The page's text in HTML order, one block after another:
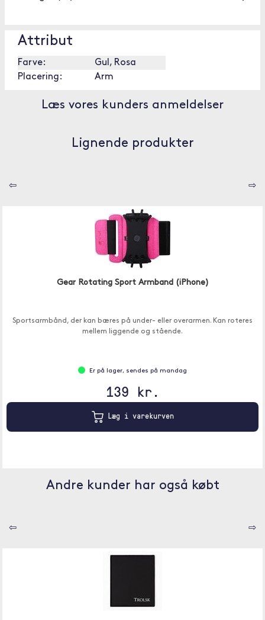
Attribut
Farve:
Gul, Rosa
Placering:
Arm
Læs vores kunders anmeldelser
Lignende produkter
⇦ ⇨
Gear Rotating Sport Armband (iPhone)
Sportsarmbånd, der kan bæres på under- eller overarmen. Kan roteres
mellem liggende og stående.
Er på lager, sendes på mandag
139 kr.
Læg i varekurven
Andre kunder har også købt
⇦ ⇨